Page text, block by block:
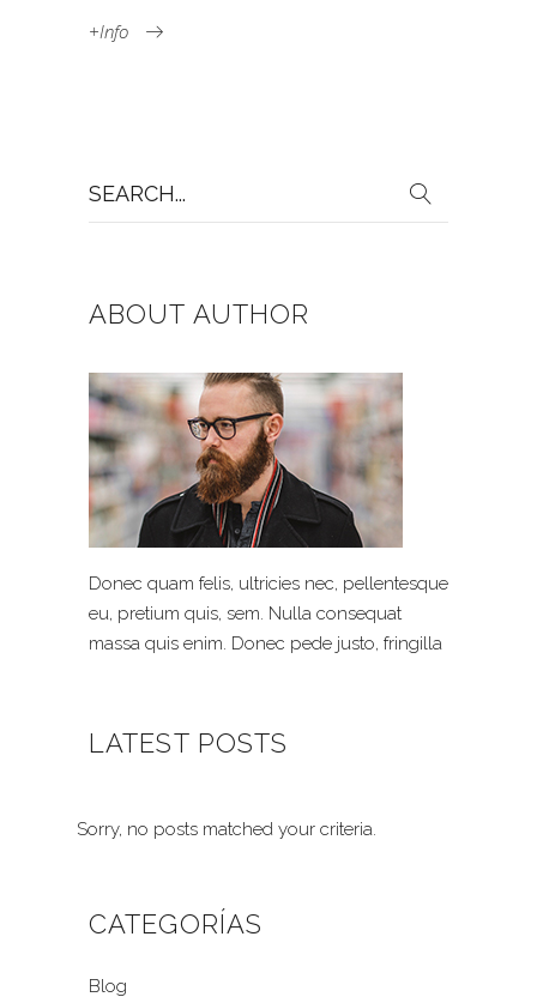
for:
ABOUT AUTHOR
Donec quam felis, ultricies nec, pellentesque
eu, pretium quis, sem. Nulla consequat
massa quis enim. Donec pede justo, fringilla
LATEST POSTS
Sorry, no posts matched your criteria.
CATEGORÍAS
Blog